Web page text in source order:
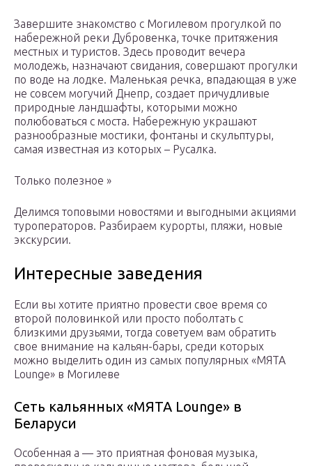
Завершите знакомство с Могилевом прогулкой по
набережной реки Дубровенка, точке притяжения
местных и туристов. Здесь проводит вечера
молодежь, назначают свидания, совершают прогулки
по воде на лодке. Маленькая речка, впадающая в уже
не совсем могучий Днепр, создает причудливые
природные ландшафты, которыми можно
полюбоваться с моста. Набережную украшают
разнообразные мостики, фонтаны и скульптуры,
самая известная из которых – Русалка.
Только полезное »
Делимся топовыми новостями и выгодными акциями
туроператоров. Разбираем курорты, пляжи, новые
экскурсии.
Интересные заведения
Если вы хотите приятно провести свое время со
второй половинкой или просто поболтать с
близкими друзьями, тогда советуем вам обратить
свое внимание на кальян-бары, среди которых
можно выделить один из самых популярных «МЯТА
Lounge» в Могилеве
Сеть кальянных «МЯТА Lounge» в
Беларуси
Особенная а — это приятная фоновая музыка,